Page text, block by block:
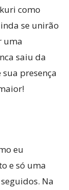
como
se unirão
uma
saiu da
presença
eu
e só uma
Na